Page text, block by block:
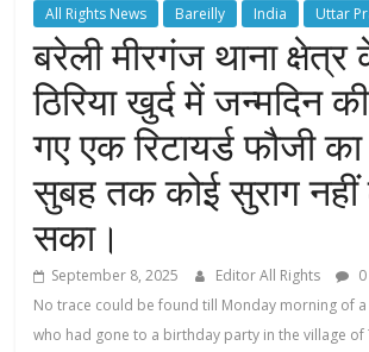
All Rights News Bareilly India Uttar
बरेली मीरगंज थाना क्षेत्र
ठिरिया खुर्द में जन्मदिन
गए एक रिटायर्ड फौजी
सुबह तक कोई सुराग
सका।
September 8, 2025 Editor All Rights
No trace could be found till Monday morning of
who had gone to a birthday party in the village of